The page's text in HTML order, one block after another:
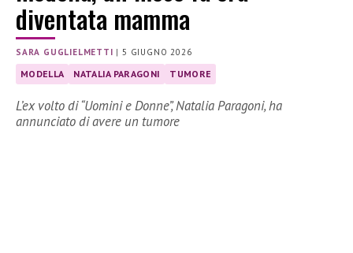
diventata mamma
SARA GUGLIELMETTI |5 GIUGNO 2026
MODELLA NATALIA PARAGONI TUMORE
L’ex volto di “Uomini e Donne”, Natalia Paragoni, ha
annunciato di avere un tumore